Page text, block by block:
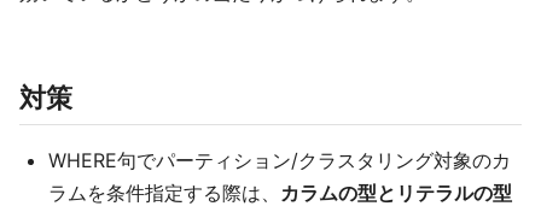
対策
WHERE句でパーティション/クラスタリング対象のカ
ラムを条件指定する際は、 カラムの型とリテラルの型